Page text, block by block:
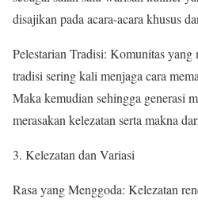
disajikan pada acara-acara khusus
Pelestarian Tradisi: Komunitas yang
tradisi sering kali menjaga cara
Maka kemudian sehingga generasi
merasakan kelezatan serta makna
3. Kelezatan dan Variasi
Rasa yang Menggoda: Kelezatan